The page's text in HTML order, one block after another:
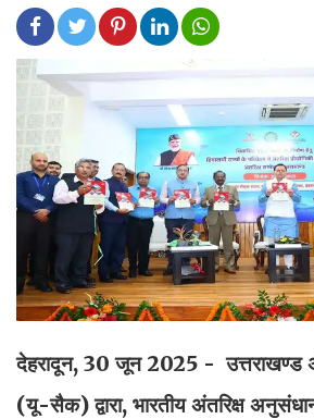
देहरादून, 30 जून 2025 - उत्तराखण्ड
(यू-सैक) द्वारा, भारतीय अंतरिक्ष